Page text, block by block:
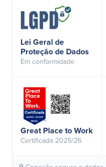
Lei Geral de
Proteção de Dados
Em conformidade
Great Place to Work
Certificada 2025/26